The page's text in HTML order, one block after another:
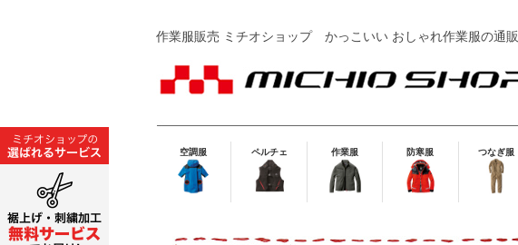
作業服販売 ミチオショップかっこいい おしゃれ作業服の通販
空調服 ペルチェ 作業服 防寒服 つなぎ服